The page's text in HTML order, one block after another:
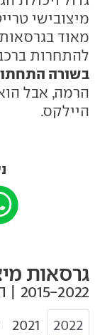
מיצובישי
מאוד
להתחרות
בשורה
הרמה, אבל
היילקס.
גרסאות
2022
2021